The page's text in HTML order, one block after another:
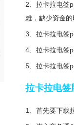
2、拉卡拉电签
难，缺少资金
3、拉卡拉电签
4、拉卡拉电签
5、拉卡拉电签
拉卡拉电签
1、首先要下载